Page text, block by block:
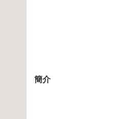
簡介